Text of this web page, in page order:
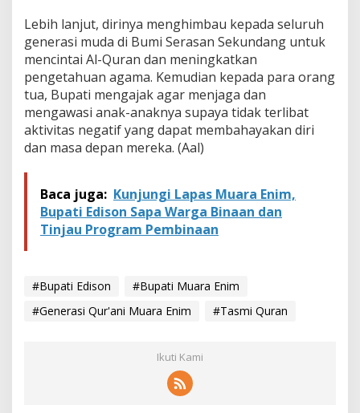
Lebih lanjut, dirinya menghimbau kepada seluruh
generasi muda di Bumi Serasan Sekundang untuk
mencintai Al-Quran dan meningkatkan
pengetahuan agama. Kemudian kepada para orang
tua, Bupati mengajak agar menjaga dan
mengawasi anak-anaknya supaya tidak terlibat
aktivitas negatif yang dapat membahayakan diri
dan masa depan mereka. (Aal)
Baca juga: Kunjungi Lapas Muara Enim,
Bupati Edison Sapa Warga Binaan dan
Tinjau Program Pembinaan
#Bupati Edison
#Bupati Muara Enim
#Generasi Qur'ani Muara Enim
#Tasmi Quran
Ikuti Kami